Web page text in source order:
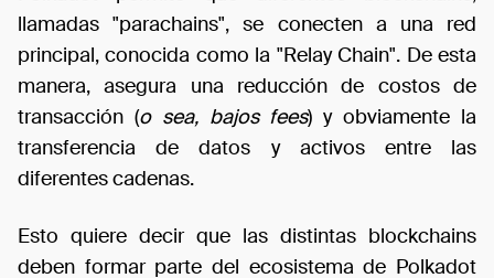
llamadas "parachains", se conecten a una red
principal, conocida como la "Relay Chain". De esta
manera, asegura una reducción de costos de
transacción (o sea, bajos fees) y obviamente la
transferencia de datos y activos entre las
diferentes cadenas.
Esto quiere decir que las distintas blockchains
deben formar parte del ecosistema de Polkadot